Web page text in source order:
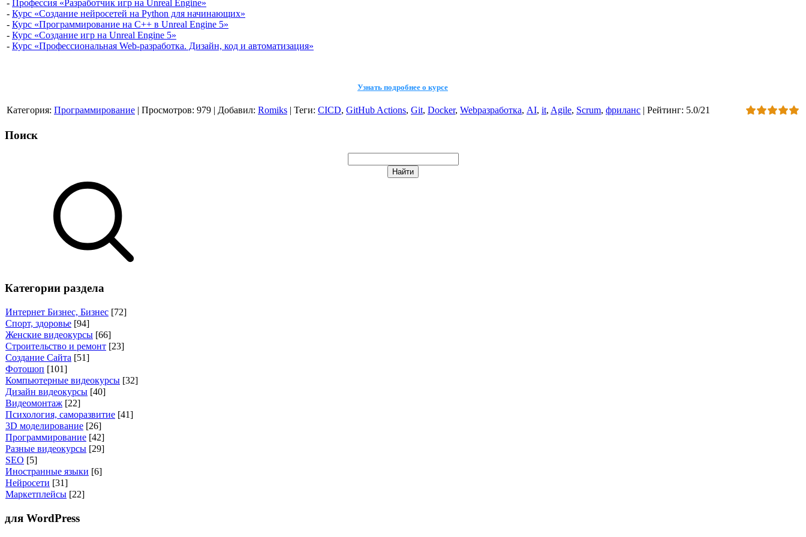
- Профессия «Разработчик игр на Unreal Engine»
- Курс «Создание нейросетей на Python для начинающих»
- Курс «Программирование на C++ в Unreal Engine 5»
- Курс «Создание игр на Unreal Engine 5»
- Курс «Профессиональная Web-разработка. Дизайн, код и автоматизация»
Узнать подробнее о курсе
Категория: Программирование | Просмотров: 979 | Добавил: Romiks | Теги: CICD, GitHub Actions, Git, Docker, Webразработка, AI, it, Agile, Scrum, фриланс | Рейтинг: 5.0/21
Поиск
Категории раздела
Интернет Бизнес, Бизнес [72]
Спорт, здоровье [94]
Женские видеокурсы [66]
Строительство и ремонт [23]
Создание Сайта [51]
Фотошоп [101]
Компьютерные видеокурсы [32]
Дизайн видеокурсы [40]
Видеомонтаж [22]
Психология, саморазвитие [41]
3D моделирование [26]
Программирование [42]
Разные видеокурсы [29]
SEO [5]
Иностранные языки [6]
Нейросети [31]
Маркетплейсы [22]
для WordPress